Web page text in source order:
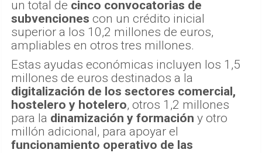
un total de cinco convocatorias de
subvenciones con un crédito inicial
superior a los 10,2 millones de euros,
ampliables en otros tres millones.
Estas ayudas económicas incluyen los 1,5
millones de euros destinados a la
digitalización de los sectores comercial,
hostelero y hotelero, otros 1,2 millones
para la dinamización y formación y otro
millón adicional, para apoyar el
funcionamiento operativo de las